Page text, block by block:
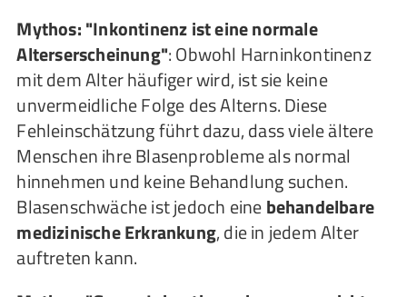
Mythos: "Inkontinenz ist eine normale
Alterserscheinung": Obwohl Harninkontinenz
mit dem Alter häufiger wird, ist sie keine
unvermeidliche Folge des Alterns. Diese
Fehleinschätzung führt dazu, dass viele ältere
Menschen ihre Blasenprobleme als normal
hinnehmen und keine Behandlung suchen.
Blasenschwäche ist jedoch einebehandelbare
medizinische Erkrankung, die in jedem Alter
auftreten kann.